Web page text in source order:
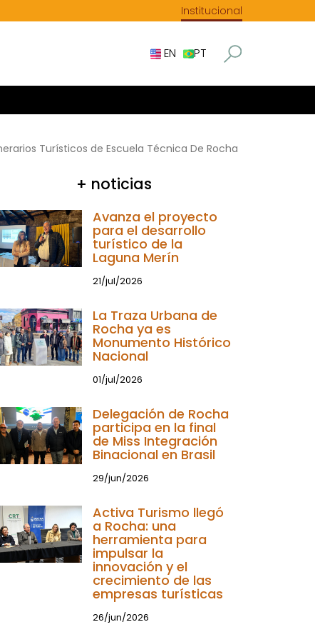
Institucional
EN PT
Turísticos de Escuela Técnica De Rocha
+ noticias
Avanza el proyecto
para el desarrollo
turístico de la
Laguna Merín
21/jul/2026
La Traza Urbana de
Rocha ya es
Monumento Histórico
Nacional
01/jul/2026
Delegación de Rocha
participa en la final
de Miss Integración
Binacional en Brasil
29/jun/2026
Activa Turismo llegó
a Rocha: una
herramienta para
impulsar la
innovación y el
crecimiento de las
empresas turísticas
26/jun/2026